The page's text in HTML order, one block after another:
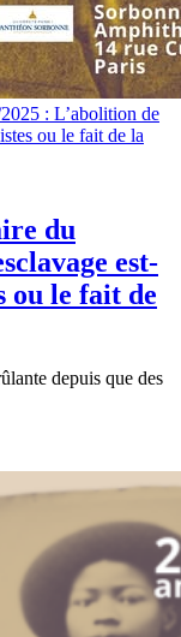
: L’abolition de
ou le fait de la
du
est-
ou le fait de
depuis que des